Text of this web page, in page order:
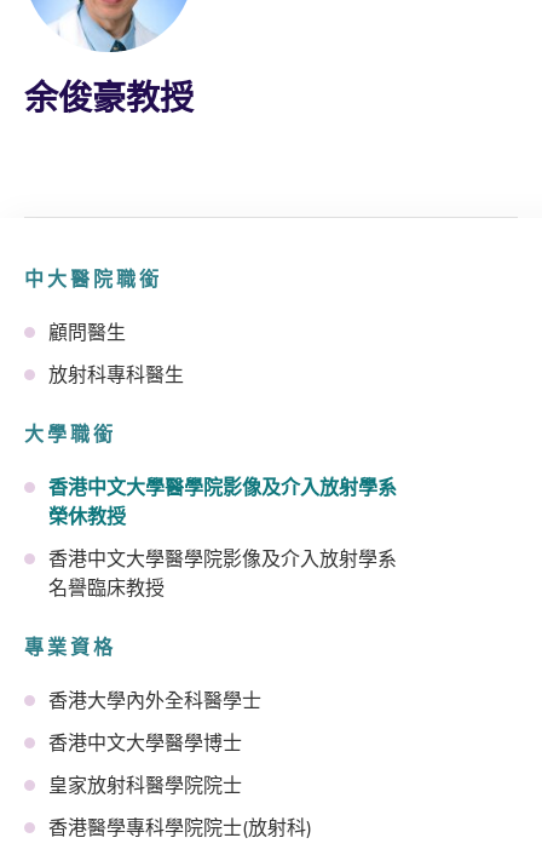
余俊豪教授
中大醫院職銜
顧問醫生
放射科專科醫生
大學職銜
香港中文大學醫學院影像及介入放射學系
榮休教授
香港中文大學醫學院影像及介入放射學系
名譽臨床教授
專業資格
香港大學內外全科醫學士
香港中文大學醫學博士
皇家放射科醫學院院士
香港醫學專科學院院士(放射科)